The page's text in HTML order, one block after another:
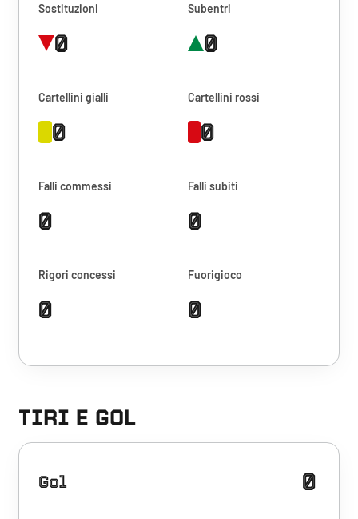
Sostituzioni
0
Subentri
0
Cartellini gialli
0
Cartellini rossi
0
Falli commessi
0
Falli subiti
0
Rigori concessi
0
Fuorigioco
0
TIRI E GOL
Gol 0